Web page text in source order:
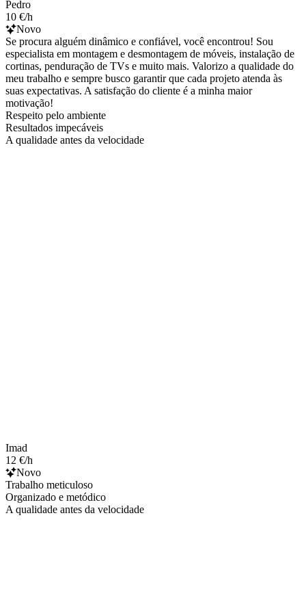
Pedro
10 €/h
Novo
Se procura alguém dinâmico e confiável, você encontrou! Sou
especialista em montagem e desmontagem de móveis, instalação de
cortinas, penduração de TVs e muito mais. Valorizo a qualidade do
meu trabalho e sempre busco garantir que cada projeto atenda às
suas expectativas. A satisfação do cliente é a minha maior
motivação!
Respeito pelo ambiente
Resultados impecáveis
A qualidade antes da velocidade
Imad
12 €/h
Novo
Trabalho meticuloso
Organizado e metódico
A qualidade antes da velocidade